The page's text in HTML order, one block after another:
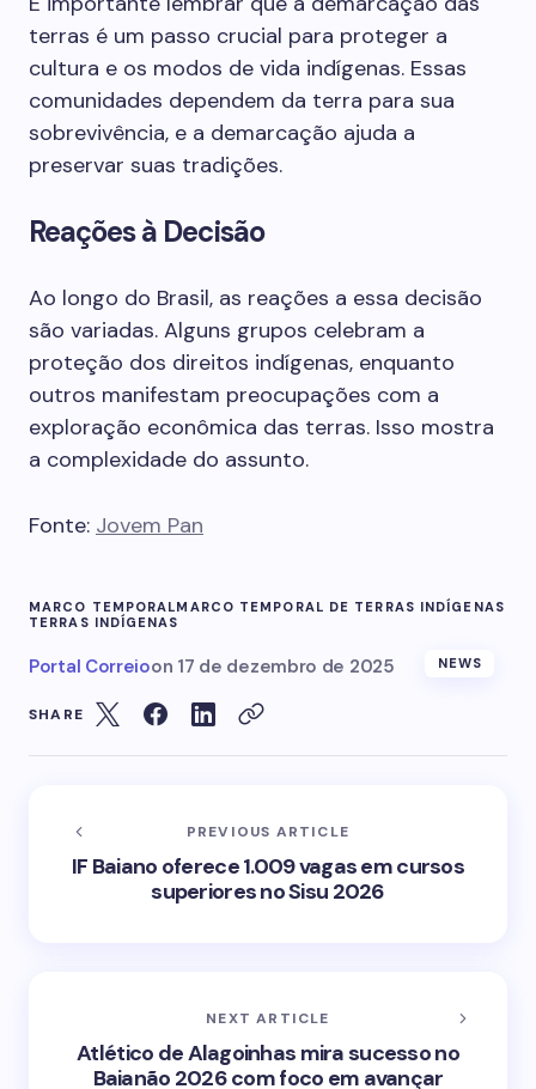
terras é um passo crucial para proteger a
cultura e os modos de vida indígenas. Essas
comunidades dependem da terra para sua
sobrevivência, e a demarcação ajuda a
preservar suas tradições.
Reações à Decisão
Ao longo do Brasil, as reações a essa decisão
são variadas. Alguns grupos celebram a
proteção dos direitos indígenas, enquanto
outros manifestam preocupações com a
exploração econômica das terras. Isso mostra
a complexidade do assunto.
Fonte: Jovem Pan
MARCO TEMPORALMARCO TEMPORAL DE TERRAS INDÍGENAS
TERRAS INDÍGENAS
Portal Correioon 17 de dezembro de 2025 NEWS
SHARE
PREVIOUS ARTICLE
IF Baiano oferece 1.009 vagas em cursos
superiores no Sisu 2026
NEXT ARTICLE
Atlético de Alagoinhas mira sucesso no
Baianão 2026 com foco em avançar